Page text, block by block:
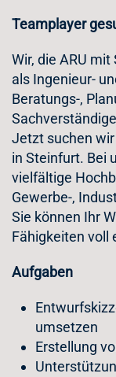
Teamplayer
Wir, die ARU
als Ingenieur-
Beratungs-,
Jetzt suchen
in Steinfurt. Bei
vielfältige
Gewerbe-,
Sie können Ihr
Fähigkeiten voll
Aufgaben
umsetzen
Erstellung